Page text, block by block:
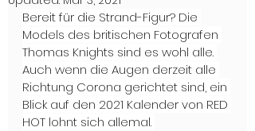
Bereit für die Strand-Figur? Die
Models des britischen Fotografen
Thomas Knights sind es wohl alle.
Auch wenn die Augen derzeit alle
Richtung Corona gerichtet sind, ein
Blick auf den 2021 Kalender von RED
HOT lohnt sich allemal.